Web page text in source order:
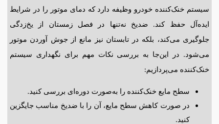
سیستم خنک‌کننده خودرو وظیفه دارد که دمای موتور را در شرایط
ایده‌آل حفظ کند. ضدیخ نه‌تنها در فصل زمستان از یخ‌زدگی
جلوگیری می‌کند، بلکه در تابستان نیز مانع از جوش آوردن موتور
می‌شود. در این‌جا به بررسی نکات مهم برای نگهداری سیستم
خنک‌کننده می‌پردازیم:
سطح مایع خنک‌کننده را به‌صورت دوره‌ای بررسی کنید.
در صورت کاهش سطح مایع، آن را با ضدیخ مناسب جایگزین
کنید.